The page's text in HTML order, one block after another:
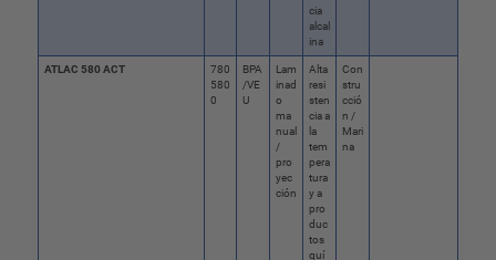
cia
alcal
ina
ATLAC 580 ACT
780
580
0
BPA
/VE
U
Lam
inad
o
ma
nual
/
pro
yec
ción
Alta
resi
sten
cia a
la
tem
pera
tura
y a
pro
duc
tos
quí
Con
stru
cció
n /
Mari
na